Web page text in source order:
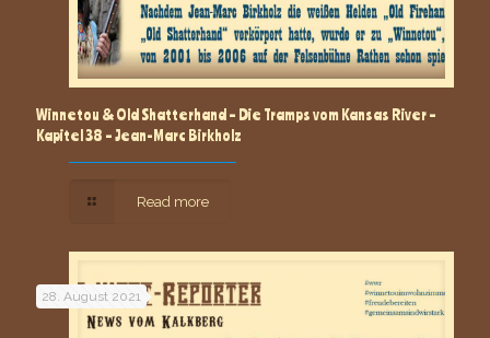
Winnetou & Old Shatterhand – Die Tramps vom Kansas River –
Kapitel 38 – Jean-Marc Birkholz
Read more
28. August 2021